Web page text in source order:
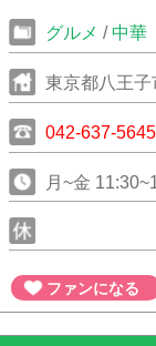
グルメ /中華
東京都八王
042-637-5645
月~金
ファンになる